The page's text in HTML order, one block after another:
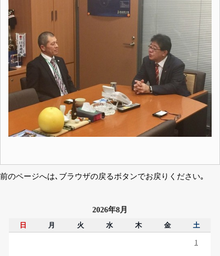
前のページへは､ブラウザの戻るボタンでお戻りください｡
2026年8月
日 月 火 水 木 金 土
1